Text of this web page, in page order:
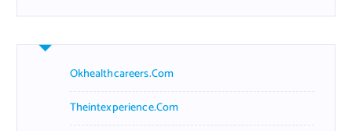
Okhealthcareers.com
Theintexperience.com